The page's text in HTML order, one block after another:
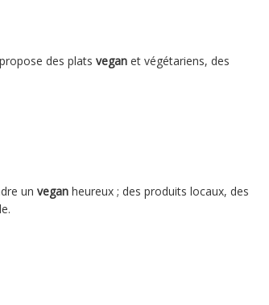
des plats vegan et végétariens, des
un vegan heureux ; des produits locaux, des